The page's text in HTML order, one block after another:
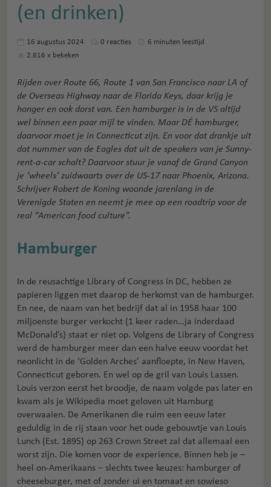
(en drinken)
16 augustus 2024 0 reacties
6 minuten leestijd
2.816 x bekeken
Rijden over Route 66, Route 1 van San Francisco naar LA of
de Overseas Highway naar de Florida Keys, daar krijg je
honger en ook dorst van. Een hamburger is in de VS altijd
wel binnen een paar mijl te vinden. Maar DÉ hamburger,
daarvoor moet je in Connecticut zijn. En voor dat drankje uit
dat nummer van de Eagles dat uit de speakers van je Sunny-
rent-a-car schalt? Daarvoor stuur je vanaf de Grand Canyon
je ‘wheels’ zuidwaarts over de US-17 naar Phoenix, Arizona.
Schrijver Robert de Koning woonde jarenlang in de
Verenigde Staten en neemt je mee op een roadtrip voor de
real “American food culture”.
Hamburger
In de reusachtige Library of Congress in DC, hebben ze
papieren liggen met daarop de herkomst van de hamburger.
En nee, de naam van het bedrijf dat al in 1958 haar 100
miljoenste burger verkocht (1 keer raden…ja inderdaad
McDonald’s) staat er niet op. Volgens de Library of Congress
werd de hamburger meer dan een halve eeuw voordat het
neonlicht in de ‘Golden Arches’ aanfloepte, in New Haven,
Connecticut geboren. En wel op de gril van Louis Lassen.
Louis verzon eerst het broodje, de naam volgde pas later en
kwam als je Wikipedia moet geloven uit Hamburg
overwaaien. De Amerikanen die ruim een eeuw later
geduldig in de rij staan voor het oude gebouwtje van Louis
Lunch (Est. 1895) op 263 Crown Street zal dat allemaal een
worst zijn. Die komen voor de experience. Binnen heb je –
heel on-Amerikaans – slechts twee keuzes: hamburger of
cheeseburger, met of zonder ui en tomaat en sowieso